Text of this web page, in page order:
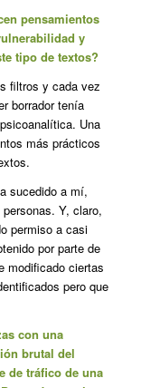
pensamientos
y
tipo de textos?
filtros y cada vez
borrador tenía
Una
más prácticos
sucedido a mí,
Y, claro,
permiso a casi
por parte de
modificado ciertas
pero que
con una
brutal del
de tráfico de una